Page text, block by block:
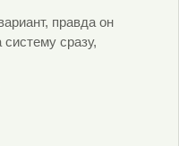
правда он
сразу,